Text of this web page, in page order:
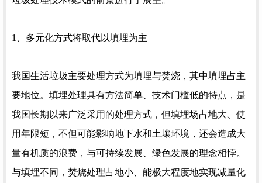
1、多元化方式将取代以填埋为主
我国生活垃圾主要处理方式为填埋与焚烧，其中填埋占主
要地位。填埋处理具有方法简单、技术门槛低的特点，是
我国长期以来广泛采用的处理方式，但填埋场占地大、使
用年限短，不但可能影响地下水和土壤环境，还会造成大
量有机质的浪费，与可持续发展、绿色发展的理念相悖。
与填埋不同，焚烧处理占地小、能极大程度地实现减量化